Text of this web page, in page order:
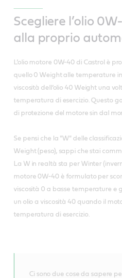
Scegliere l’olio
alla proprio
L’olio motore 0W-40 di Castrol è
quello 0 Weight alle temperature
viscosità dell’olio 40 Weight una
temperatura di esercizio. Questo
di protezione del motore sin dal
Se pensi che la "W" delle
Weight (peso), sappi che stai
La W in realtà sta per Winter
motore 0W-40 è formulato per
viscosità 0 a basse temperature e
un olio a viscosità 40 quando il
temperatura di esercizio.
Ci sono due cose da sapere